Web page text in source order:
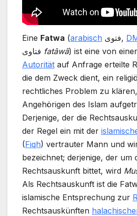
Eine Fatwa (arabisch فتوى,
fatāwā) ist eine von
Autorität auf Anfrage erteilte
die dem Zweck dient, ein
rechtliches Problem zu
Angehörigen des Islam
Derjenige, der die
der Regel ein mit der
(Fiqh) vertrauter Mann und
bezeichnet; derjenige, der um
Rechtsauskunft bittet, wird
Als Rechtsauskunft ist die
islamische Entsprechung zur
Rechtsauskünften